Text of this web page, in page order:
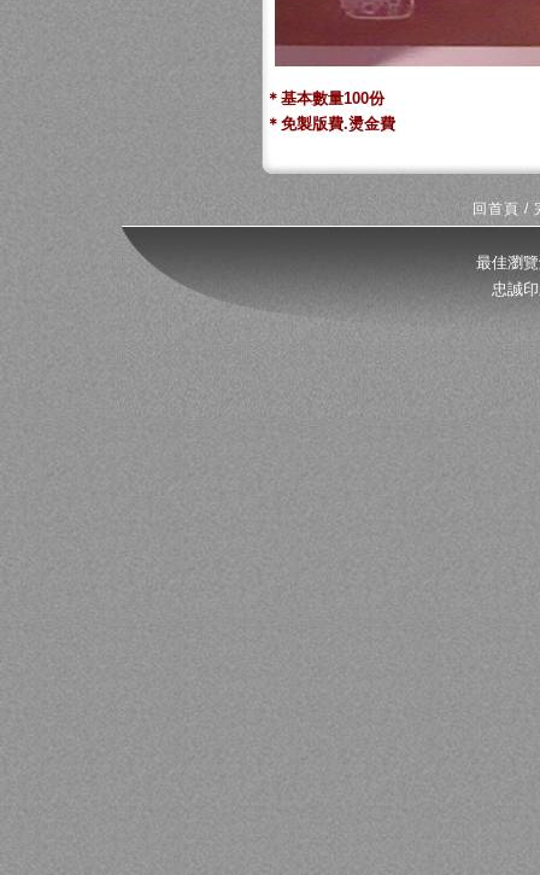
＊基本數量100份
＊免製版費.燙金費
回首頁 /
最佳瀏
忠誠